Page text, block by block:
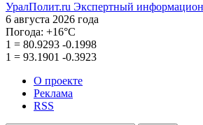
УралПолит.ru Экспертный
6 августа 2026 года
Погода: +16°С
1 = 80.9293 -0.1998
1 = 93.1901 -0.3923
О проекте
Реклама
RSS